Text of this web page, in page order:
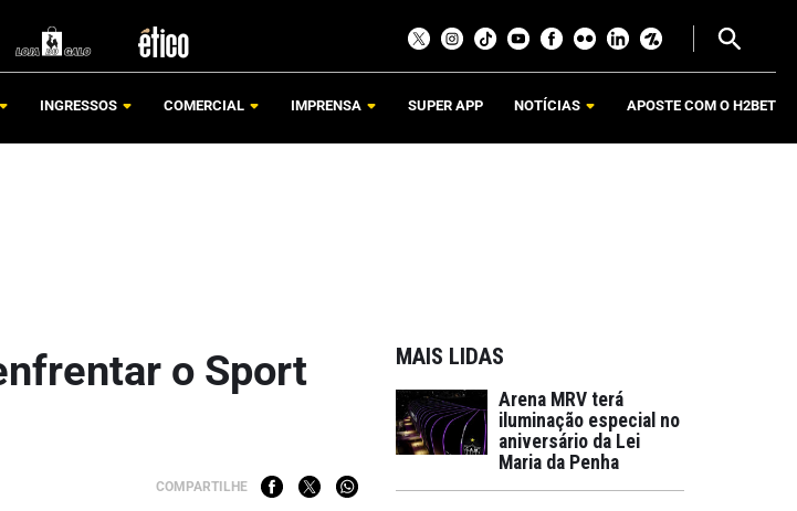
INGRESSOS COMERCIAL IMPRENSA SUPER APP NOTÍCIAS APOSTE COM O H2BET
o Sport
COMPARTILHE
MAIS LIDAS
Arena MRV terá
iluminação especial no
aniversário da Lei
Maria da Penha